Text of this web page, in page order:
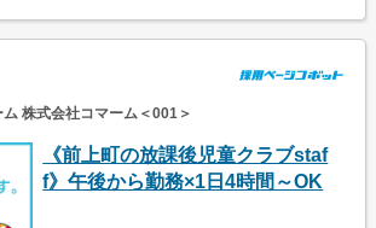
株式会社コマーム＜001＞
《前上町の放課後児童クラブstaf
f》午後から勤務×1日4時間～OK